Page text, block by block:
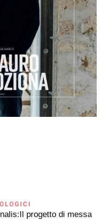
progetto di messa